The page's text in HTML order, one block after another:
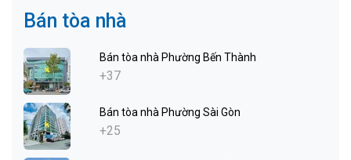
Bán tòa nhà
Bán tòa nhà Phường Bến Thành
+37
Bán tòa nhà Phường Sài Gòn
+25